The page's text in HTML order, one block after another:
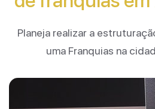
Planeja realizar a
uma Franquias na